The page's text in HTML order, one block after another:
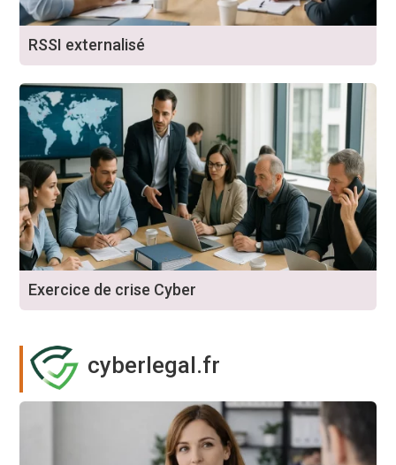
RSSI externalisé
Exercice de crise Cyber
cyberlegal.fr